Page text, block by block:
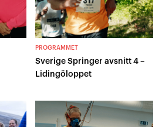
PROGRAMMET
Sverige Springer avsnitt 4 –
Lidingöloppet